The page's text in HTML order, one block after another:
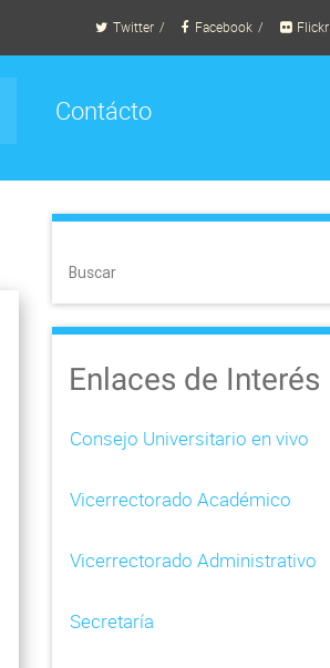
Twitter Facebook Flickr
Contácto
Buscar
Enlaces de Interés
Consejo Universitario en vivo
Vicerrectorado Académico
Vicerrectorado Administrativo
Secretaría